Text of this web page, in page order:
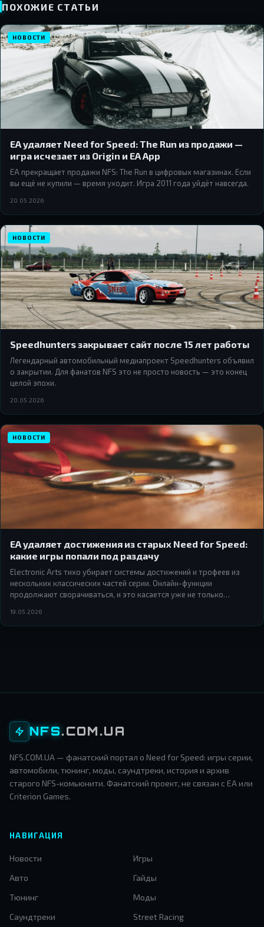
ПОХОЖИЕ СТАТЬИ
НОВОСТИ
EA удаляет Need for Speed: The Run из продажи —
игра исчезает из Origin и EA App
EA прекращает продажи NFS: The Run в цифровых магазинах. Если
вы ещё не купили — время уходит. Игра 2011 года уйдёт навсегда.
20.05.2026
НОВОСТИ
Speedhunters закрывает сайт после 15 лет работы
Легендарный автомобильный медиапроект Speedhunters объявил
о закрытии. Для фанатов NFS это не просто новость — это конец
целой эпохи.
20.05.2026
НОВОСТИ
EA удаляет достижения из старых Need for Speed:
какие игры попали под раздачу
Electronic Arts тихо убирает системы достижений и трофеев из
нескольких классических частей серии. Онлайн-функции
продолжают сворачиваться, и это касается уже не только
19.05.2026
NFS.COM.UA
NFS.COM.UA — фанатский портал о Need for Speed: игры серии,
автомобили, тюнинг, моды, саундтреки, история и архив
старого NFS-комьюнити. Фанатский проект, не связан с EA или
Criterion Games.
НАВИГАЦИЯ
Новости
Игры
Авто
Гайды
Тюнинг
Моды
Саундтреки
Street Racing